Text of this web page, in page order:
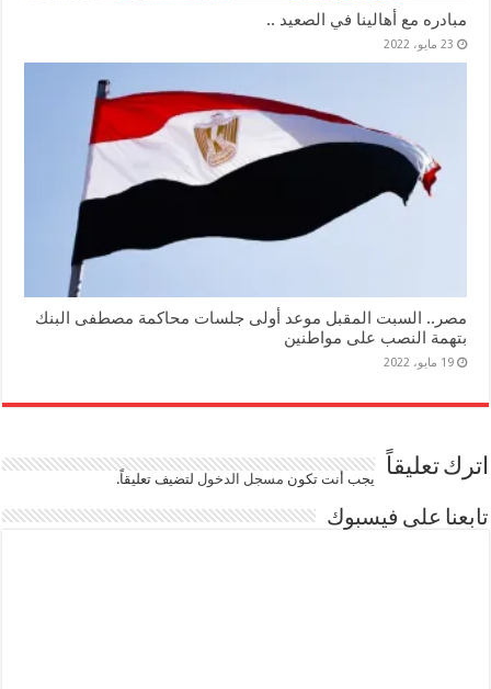
مبادره مع أهالينا في الصعيد ..
23 مايو، 2022
مصر.. السبت المقبل موعد أولى جلسات محاكمة مصطفى البنك
بتهمة النصب على مواطنين
19 مايو، 2022
اترك تعليقاً يجب أنت تكون مسجل الدخوللتضيف تعليقاً.
تابعنا على فيسبوك